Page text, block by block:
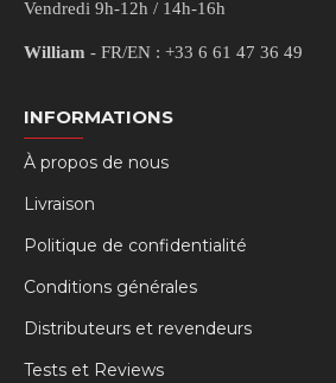
Vendredi 9h-12h / 14h-16h
William - FR/EN : +33 6 61 47 36 49
INFORMATIONS
À propos de nous
Livraison
Politique de confidentialité
Conditions générales
Distributeurs et revendeurs
Tests et Reviews